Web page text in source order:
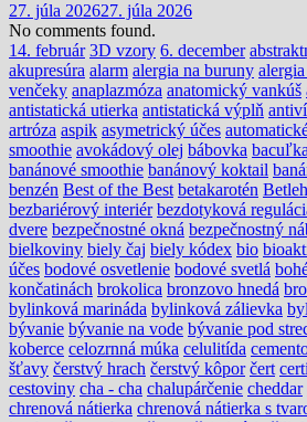
27. júla 202627. júla 2026
No comments found.
14. február 3D vzory 6. december
akupresúra alarm alergia na buruny
venčeky anaplazmóza anatomický vankúš
antistatická utierka antistatická výplň
artróza aspik asymetrický účes
smoothie avokádový olej bábovka bacuľka
banánové smoothie banánový koktail
benzén Best of the Best betakarotén
bezbariérový interiér bezdotyková
dvere bezpečnostné okná bezpečnostný
bielkoviny biely čaj biely kódex bio
účes bodové osvetlenie bodové svetlá
končatinách brokolica bronzovo hnedá
bylinková marináda bylinková zálievka
bývanie bývanie na vode bývanie pod
koberce celozrnná múka celulitída
šťavy čerstvý hrach čerstvý kôpor čert
cestoviny cha - cha chalupárčenie cheddar
chrenová nátierka chrenová nátierka s